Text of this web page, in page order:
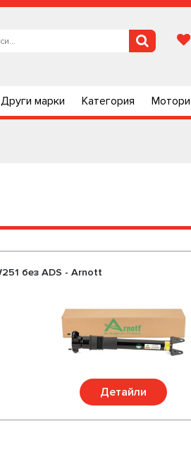
Други марки Категория Мотори
без ADS - Arnott
Детайли